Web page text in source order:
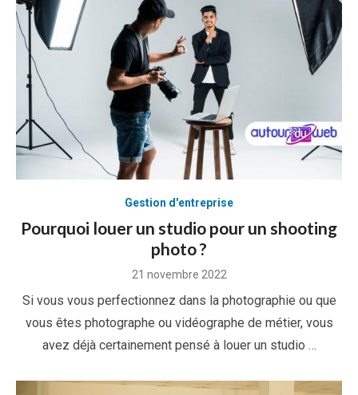
Gestion d'entreprise
Pourquoi louer un studio pour un shooting
photo ?
Posted
21 novembre 2022
Si vous vous perfectionnez dans la photographie ou que
vous êtes photographe ou vidéographe de métier, vous
avez déjà certainement pensé à louer un studio …